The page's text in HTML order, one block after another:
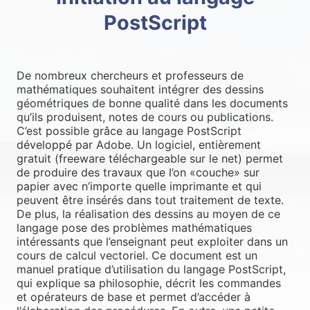
PostScript
De nombreux chercheurs et professeurs de
mathématiques souhaitent intégrer des dessins
géométriques de bonne qualité dans les documents
qu’ils produisent, notes de cours ou publications.
C’est possible grâce au langage PostScript
développé par Adobe. Un logiciel, entièrement
gratuit (freeware téléchargeable sur le net) permet
de produire des travaux que l’on «couche» sur
papier avec n’importe quelle imprimante et qui
peuvent être insérés dans tout traitement de texte.
De plus, la réalisation des dessins au moyen de ce
langage pose des problèmes mathématiques
intéressants que l’enseignant peut exploiter dans un
cours de calcul vectoriel. Ce document est un
manuel pratique d’utilisation du langage PostScript,
qui explique sa philosophie, décrit les commandes
et opérateurs de base et permet d’accéder à